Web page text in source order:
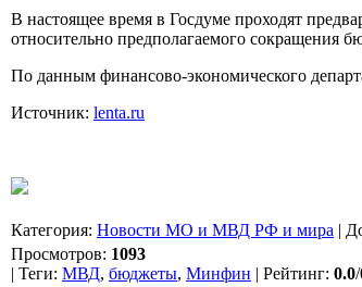
В настоящее время в Госдуме проходят
относительно предполагаемого сокращения
По данным финансово-экономи­че­ского
Источник: lenta.ru
Категория: Новости МО и МВД РФ и мира |
Просмотров: 1093
| Теги: МВД, бюджеты, Минфин | Рейтинг: 0.0/